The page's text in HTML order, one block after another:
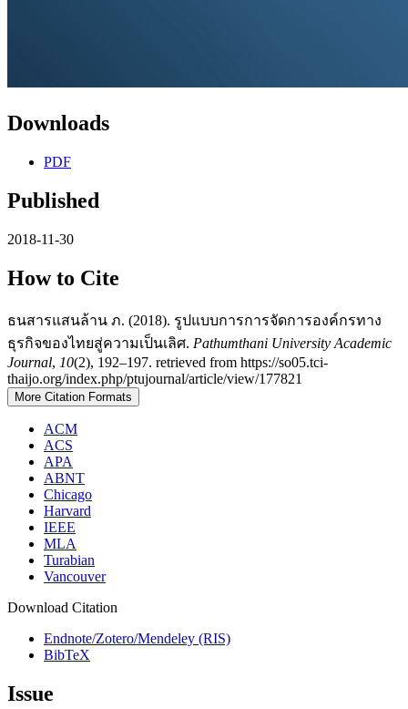
Downloads
PDF
Published
2018-11-30
How to Cite
ธนสารแสนล้าน ภ. (2018). รูปแบบการการจัดการองค์กรทาง
ธุรกิจของไทยสู่ความเป็นเลิศ. Pathumthani University Academic
Journal, 10(2), 192–197. retrieved from https://so05.tci-
thaijo.org/index.php/ptujournal/article/view/177821
More Citation Formats
ACM
ACS
APA
ABNT
Chicago
Harvard
IEEE
MLA
Turabian
Vancouver
Download Citation
Endnote/Zotero/Mendeley (RIS)
BibTeX
Issue